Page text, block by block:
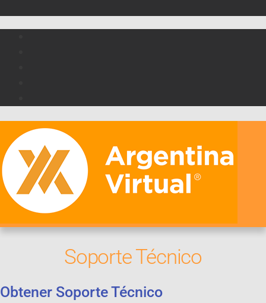
Soporte Técnico
Obtener Soporte Técnico